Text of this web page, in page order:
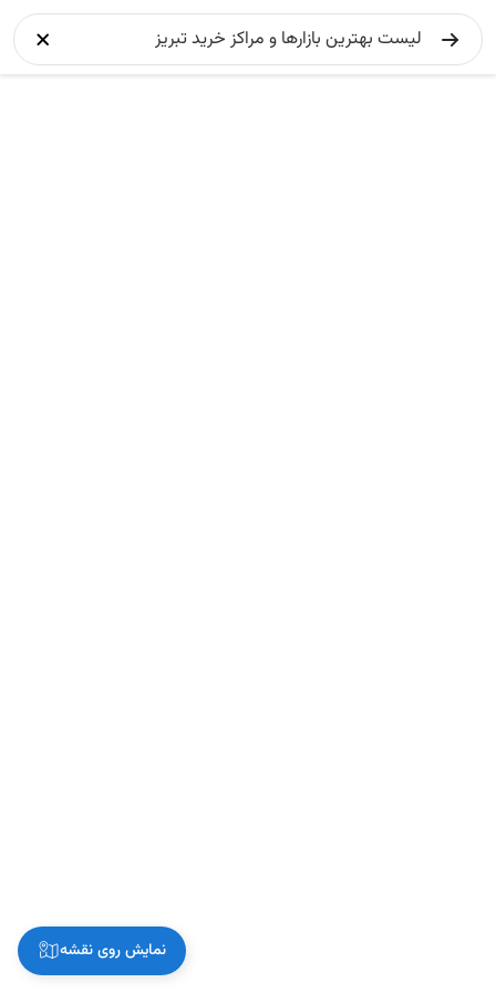
نمایش روی نقشه